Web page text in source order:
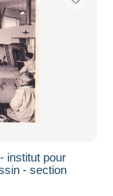
institut pour
- section